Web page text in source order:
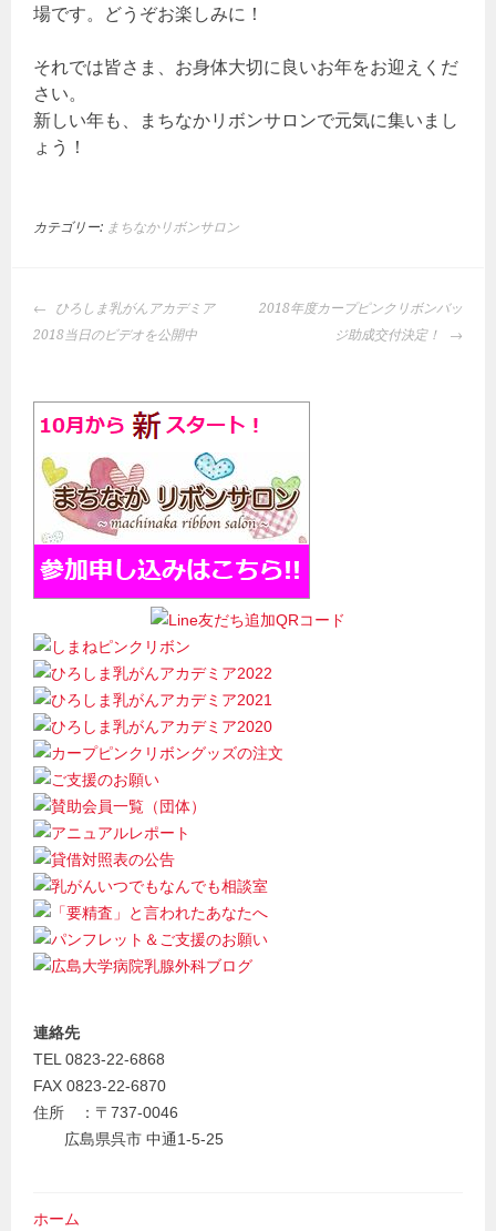
場です。どうぞお楽しみに！
それでは皆さま、お身体大切に良いお年をお迎えくだ
さい。
新しい年も、まちなかリボンサロンで元気に集いまし
ょう！
カテゴリー: まちなかリボンサロン
投
稿
ゲ
ー
シ
ョ
ン
ひろしま乳がんアカデミア
2018当日のビデオを公開中
2018年度カープピンクリボンバッ
ジ助成交付決定！
連絡先
TEL 0823-22-6868
FAX 0823-22-6870
住所 ：〒737-0046
広島県呉市 中通1-5-25
ホーム